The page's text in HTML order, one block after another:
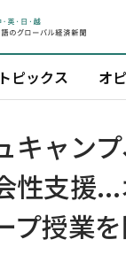
トピックス オ
キャン
性支援
プ授業